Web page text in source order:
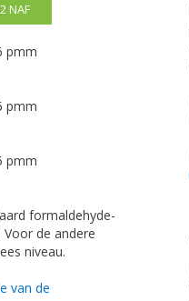
NAF
pmm
pmm
pmm
formaldehyde-
de andere
niveau.
van de